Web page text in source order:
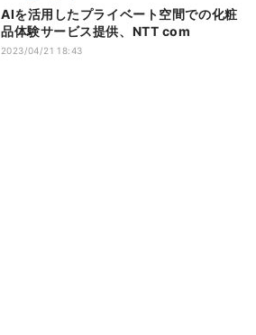
AIを活用したプライベート空間での化粧
品体験サービス提供、NTT com
2023/04/21 18:43